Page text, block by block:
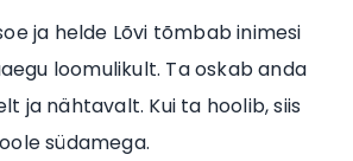
ja helde Lõvi tõmbab inimesi
loomulikult. Ta oskab anda
ja nähtavalt. Kui ta hoolib, siis
südamega.